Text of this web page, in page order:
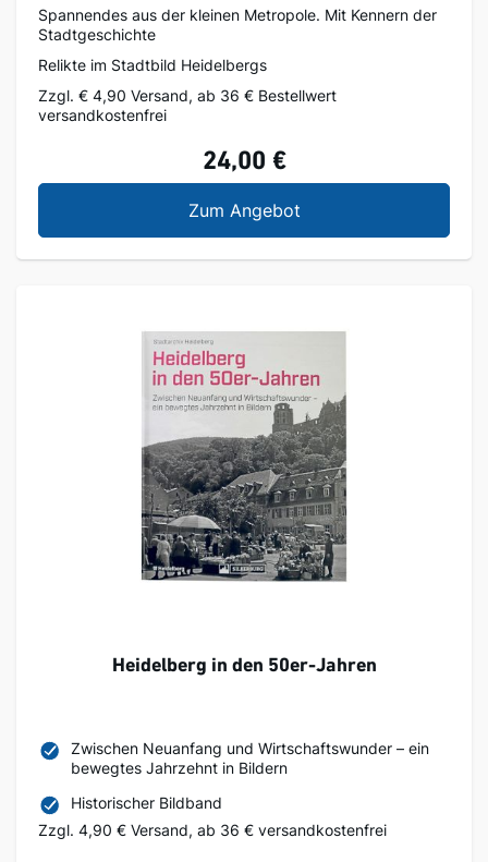
Spannendes aus der kleinen Metropole. Mit Kennern der
Stadtgeschichte
Relikte im Stadtbild Heidelbergs
Zzgl. € 4,90 Versand, ab 36 € Bestellwert
versandkostenfrei
24,00 €
Zum AngebotHeidelberger
Heidelberg in den 50er-Jahren
Zwischen Neuanfang und Wirtschaftswunder – ein
bewegtes Jahrzehnt in Bildern
Historischer Bildband
Zzgl. 4,90 € Versand, ab 36 € versandkostenfrei